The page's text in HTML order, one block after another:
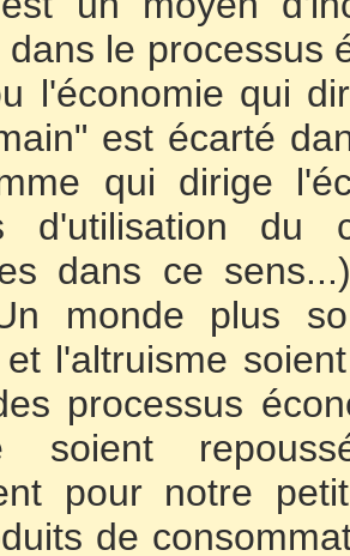
le processus
l'économie qui
est écarté
qui dirige
d'utilisation du
dans ce
monde plus
l'altruisme
processus
soient
pour notre
de